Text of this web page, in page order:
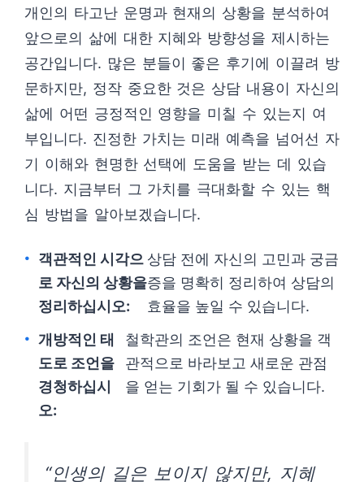
개인의 타고난 운명과 현재의 상황을 분석하여
앞으로의 삶에 대한 지혜와 방향성을 제시하는
공간입니다. 많은 분들이 좋은 후기에 이끌려 방
문하지만, 정작 중요한 것은 상담 내용이 자신의
삶에 어떤 긍정적인 영향을 미칠 수 있는지 여
부입니다. 진정한 가치는 미래 예측을 넘어선 자
기 이해와 현명한 선택에 도움을 받는 데 있습
니다. 지금부터 그 가치를 극대화할 수 있는 핵
심 방법을 알아보겠습니다.
객관적인 시각으
로 자신의 상황을
정리하십시오:
상담 전에 자신의 고민과 궁금
증을 명확히 정리하여 상담의
효율을 높일 수 있습니다.
개방적인 태
도로 조언을
경청하십시
오:
철학관의 조언은 현재 상황을 객
관적으로 바라보고 새로운 관점
을 얻는 기회가 될 수 있습니다.
“인생의 길은 보이지 않지만, 지혜